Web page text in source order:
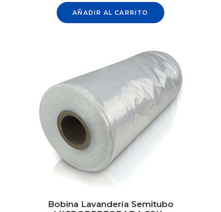
AÑADIR AL CARRITO
Bobina Lavandería Semitubo